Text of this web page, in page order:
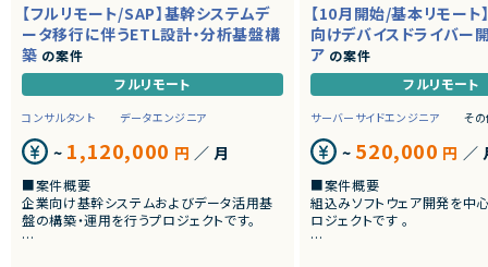
【フルリモート/SAP】基幹システムデ
ータ移行に伴うETL設計・分析基盤構
築 の案件
フルリモート
コンサルタント データエンジニア
~ 1,120,000 円 ／ 月
■案件概要
企業向け基幹システムおよびデータ活用基
盤の構築・運用を行うプロジェクトです。
【10月開始/基本リモート
向けデバイスドライバー
ア の案件
フルリモート
サーバーサイドエンジニア そ
~ 520,000 円 ／
■案件概要
組込みソフトウェア開発を中
ロジェクトです 。